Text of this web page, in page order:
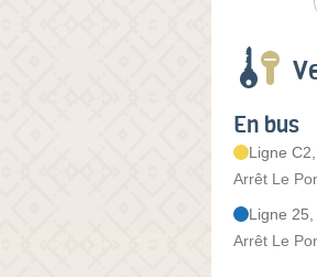
En bus
Ligne
Arrêt Le
Ligne
Arrêt Le